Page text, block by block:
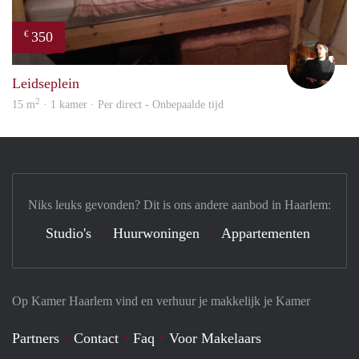
€ 350
Leidseplein
15 m2 · 1 kamer · Per direct - Onbepaalde tijd
Op Kamer Haarlem vind en verhuur je makkelijk je Kamer
Partners Contact Faq Voor Makelaars
Niks leuks gevonden? Dit is ons andere aanbod in Haarlem:
Studio's Huurwoningen Appartementen